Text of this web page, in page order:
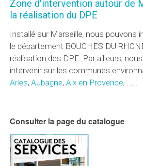
Zone d'intervention autour de
la réalisation du DPE
Installé sur Marseille, nous pouvons
le département BOUCHES DU
réalisation des DPE. Par ailleurs,
intervenir sur les communes
Arles, Aubagne, Aix en Provence, ..., .
Consulter la page du catalogue